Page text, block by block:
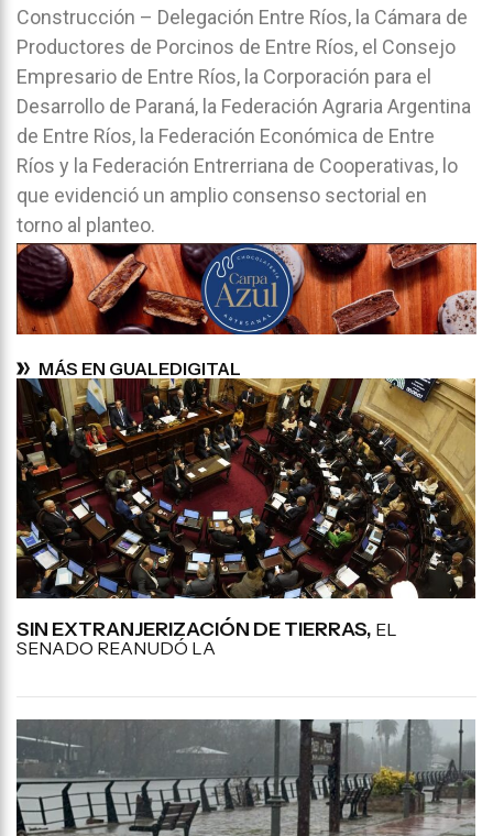
Construcción – Delegación Entre Ríos, la Cámara de
Productores de Porcinos de Entre Ríos, el Consejo
Empresario de Entre Ríos, la Corporación para el
Desarrollo de Paraná, la Federación Agraria Argentina
de Entre Ríos, la Federación Económica de Entre
Ríos y la Federación Entrerriana de Cooperativas, lo
que evidenció un amplio consenso sectorial en
torno al planteo.
MÁS EN GUALEDIGITAL
SIN EXTRANJERIZACIÓN DE TIERRAS, EL
SENADO REANUDÓ LA